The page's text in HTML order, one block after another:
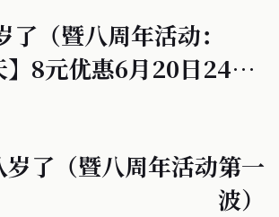
了（暨八周年活动：
】8元优惠6月20日24点
了（暨八周年活动第一
波）